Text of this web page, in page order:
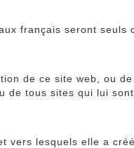
français seront seuls
de ce site web, ou
de tous sites qui lui sont
vers lesquels elle a